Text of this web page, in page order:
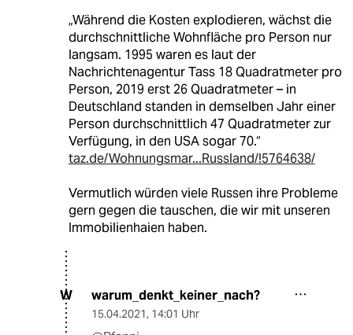
„Während die Kosten explodieren, wächst die
durchschnittliche Wohnfläche pro Person nur
langsam. 1995 waren es laut der
Nachrichtenagentur Tass 18 Quadratmeter pro
Person, 2019 erst 26 Quadratmeter – in
Deutschland standen in demselben Jahr einer
Person durchschnittlich 47 Quadratmeter zur
Verfügung, in den USA sogar 70.“
taz.de/Wohnungsmar...Russland/!5764638/
Vermutlich würden viele Russen ihre Probleme
gern gegen die tauschen, die wir mit unseren
Immobilienhaien haben.
W warum_denkt_keiner_nach?
15.04.2021, 14:01 Uhr